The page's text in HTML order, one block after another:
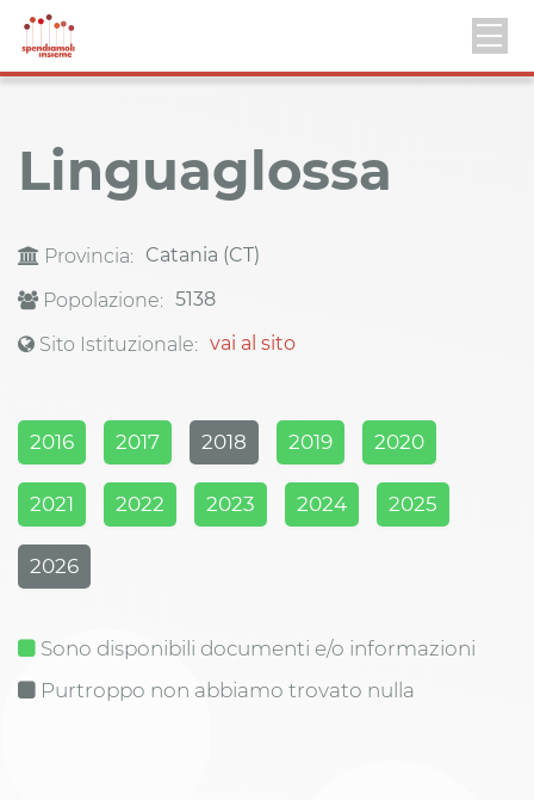
Linguaglossa
Provincia:
Catania (CT)
Popolazione: 5138
Sito Istituzionale: vai al sito
2016 2017 2018 2019 2020
2021 2022 2023 2024 2025
2026
Sono disponibili documenti e/o informazioni
Purtroppo non abbiamo trovato nulla